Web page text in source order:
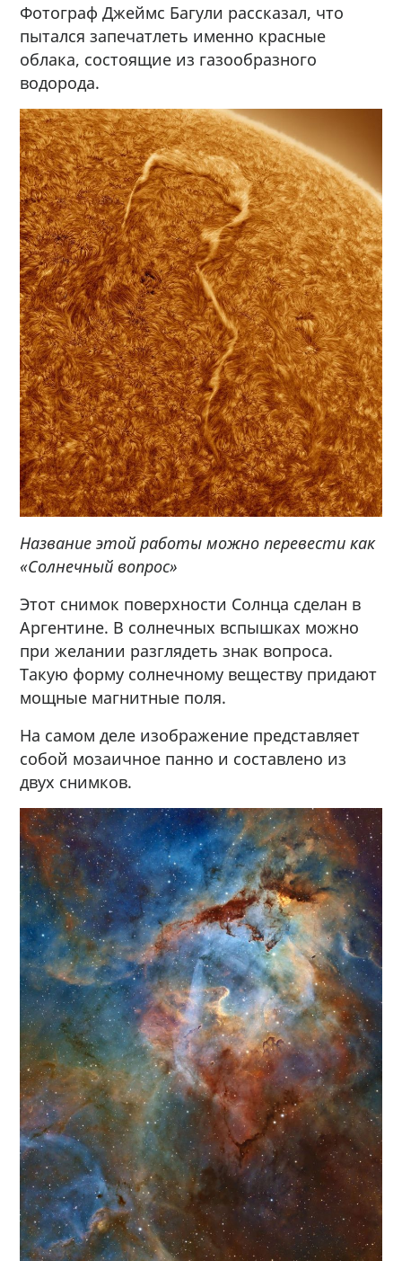
Фотограф Джеймс Багули рассказал, что
пытался запечатлеть именно красные
облака, состоящие из газообразного
водорода.
Название этой работы можно перевести как
«Солнечный вопрос»
Этот снимок поверхности Солнца сделан в
Аргентине. В солнечных вспышках можно
при желании разглядеть знак вопроса.
Такую форму солнечному веществу придают
мощные магнитные поля.
На самом деле изображение представляет
собой мозаичное панно и составлено из
двух снимков.